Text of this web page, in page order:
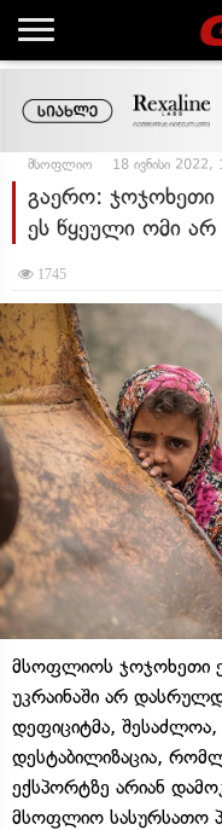
მსოფლიო 18 ივნისი 2022,
გაერო: ჯოჯოხეთი
ეს წყეული ომი
1745
მსოფლიოს ჯოჯოხეთი
უკრაინაში არ
დეფიციტმა, შესაძლოა,
დესტაბილიზაცია,
ექსპორტზე არიან
მსოფლიო სასურსათო